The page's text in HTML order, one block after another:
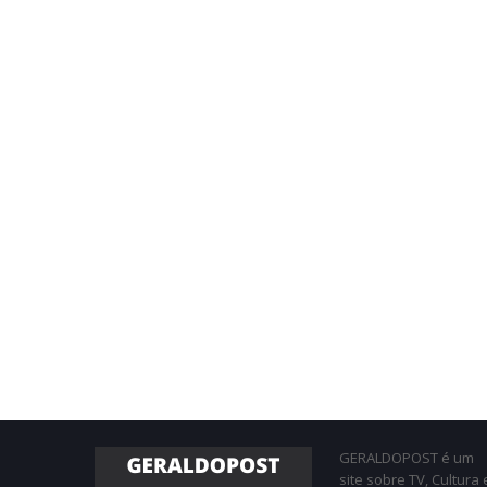
GERALDOPOST é um
site sobre TV, Cultura